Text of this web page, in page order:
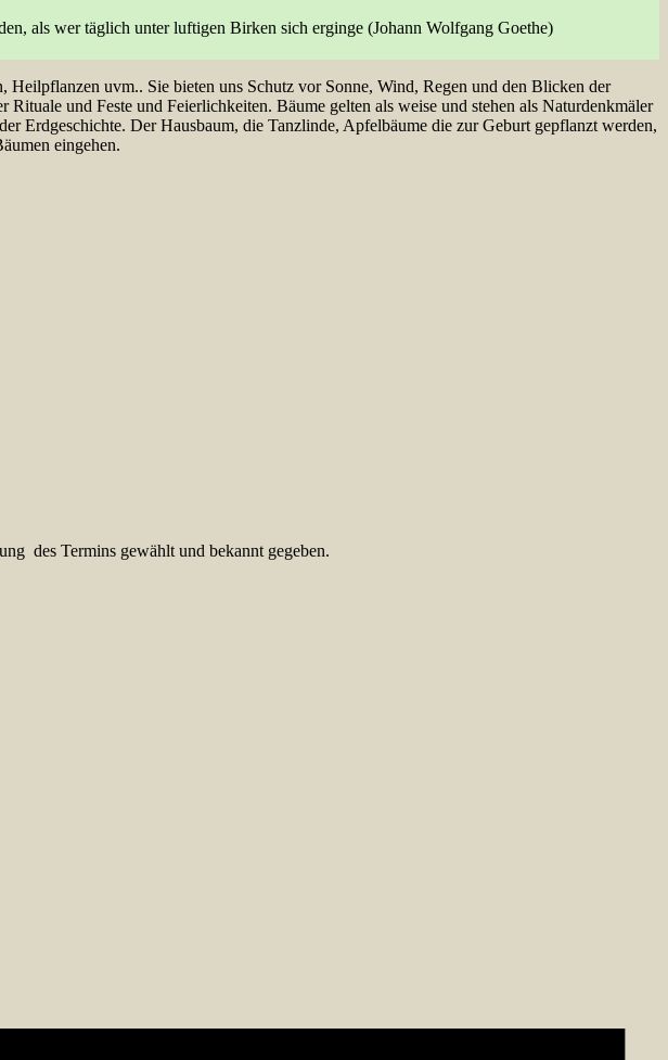
als wer täglich unter luftigen Birken sich erginge (Johann Wolfgang Goethe)
uvm.. Sie bieten uns Schutz vor Sonne, Wind, Regen und den Blicken der
und Feste und Feierlichkeiten. Bäume gelten als weise und stehen als Naturdenkmäler
Erdgeschichte. Der Hausbaum, die Tanzlinde, Apfelbäume die zur Geburt gepflanzt werden,
eingehen.
des Termins gewählt und bekannt gegeben.